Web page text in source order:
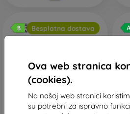
Ova web stranica
(cookies).
Na našoj web stranici
su potrebni za ispravno
Besplatna dostava